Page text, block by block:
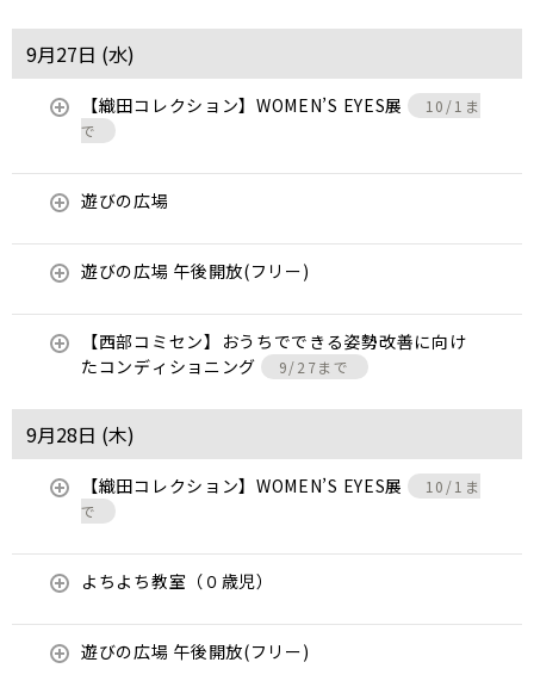
9月27日 (水)
【織田コレクション】WOMEN’S EYES展
10/1ま
で
遊びの広場
遊びの広場 午後開放(フリー)
【西部コミセン】おうちでできる姿勢改善に向け
たコンディショニング
9/27まで
9月28日 (木)
【織田コレクション】WOMEN’S EYES展
10/1ま
で
よちよち教室（０歳児）
遊びの広場 午後開放(フリー)